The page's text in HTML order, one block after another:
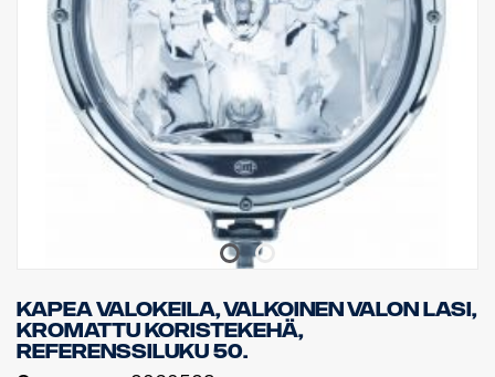
Kapea valokeila, valkoinen valon lasi,
kromattu koristekehä,
referenssiluku 50.